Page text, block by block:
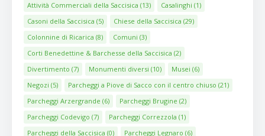
Attività Commerciali della Saccisica (13) Casalinghi (1)
Casoni della Saccisica (5) Chiese della Saccisica (29)
Colonnine di Ricarica (8) Comuni (3)
Corti Benedettine & Barchesse della Saccisica (2)
Divertimento (7) Monumenti diversi (10) Musei (6)
Negozi (5) Parcheggi a Piove di Sacco con il centro chiuso (21)
Parcheggi Arzergrande (6) Parcheggi Brugine (2)
Parcheggi Codevigo (7) Parcheggi Correzzola (1)
Parcheggi della Saccisica (0) Parcheggi Legnaro (6)